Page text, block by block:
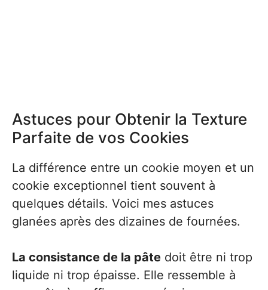
Astuces pour Obtenir la Texture
Parfaite de vos Cookies
La différence entre un cookie moyen et un
cookie exceptionnel tient souvent à
quelques détails. Voici mes astuces
glanées après des dizaines de fournées.
La consistance de la pâte doit être ni trop
liquide ni trop épaisse. Elle ressemble à